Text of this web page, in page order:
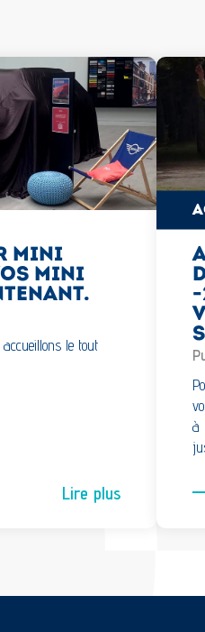
MINI
MINI
le tout
Lire plus
-
à